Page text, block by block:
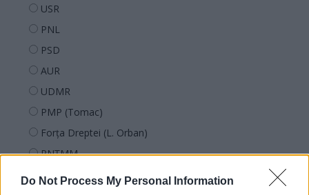
Do Not Process My Personal Information
USR
PNL
PSD
AUR
UDMR
PMP (Tomac)
Forța Dreptei (L. Orban)
PNȚMM
REPER